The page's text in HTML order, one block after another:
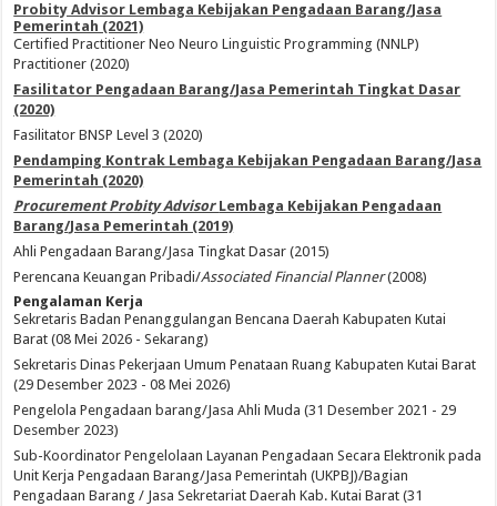
Probity Advisor Lembaga Kebijakan Pengadaan Barang/Jasa
Pemerintah (2021)
Certified Practitioner Neo Neuro Linguistic Programming (NNLP)
Practitioner (2020)
Fasilitator Pengadaan Barang/Jasa Pemerintah Tingkat Dasar
(2020)
Fasilitator BNSP Level 3 (2020)
Pendamping Kontrak Lembaga Kebijakan Pengadaan Barang/Jasa
Pemerintah (2020)
Procurement Probity Advisor Lembaga Kebijakan Pengadaan
Barang/Jasa Pemerintah (2019)
Ahli Pengadaan Barang/Jasa Tingkat Dasar (2015)
Perencana Keuangan Pribadi/Associated Financial Planner(2008)
Pengalaman Kerja
Sekretaris Badan Penanggulangan Bencana Daerah Kabupaten Kutai
Barat (08 Mei 2026 - Sekarang)
Sekretaris Dinas Pekerjaan Umum Penataan Ruang Kabupaten Kutai Barat
(29 Desember 2023 - 08 Mei 2026)
Pengelola Pengadaan barang/Jasa Ahli Muda (31 Desember 2021 - 29
Desember 2023)
Sub-Koordinator Pengelolaan Layanan Pengadaan Secara Elektronik pada
Unit Kerja Pengadaan Barang/Jasa Pemerintah (UKPBJ)/Bagian
Pengadaan Barang / Jasa Sekretariat Daerah Kab. Kutai Barat (31